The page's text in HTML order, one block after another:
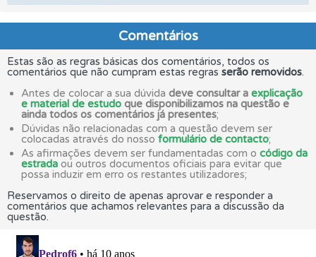
Comentários
Estas são as regras básicas dos comentários, todos os
comentários que não cumpram estas regras serão removidos.
Antes de colocar a sua dúvida deve consultar a explicação
e material de estudo que disponibilizamos na questão e
ainda todos os comentários já presentes;
Dúvidas não relacionadas com a questão devem ser
colocadas através do nosso formulário de contacto;
As afirmações devem ser fundamentadas com o código da
estrada ou outros documentos oficiais para evitar que
possa induzir em erro os restantes utilizadores;
Reservamos o direito de apenas aprovar e responder a
comentários que achamos relevantes para a discussão da
questão.